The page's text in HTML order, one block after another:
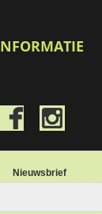
INFORMATIE
Nieuwsbrief